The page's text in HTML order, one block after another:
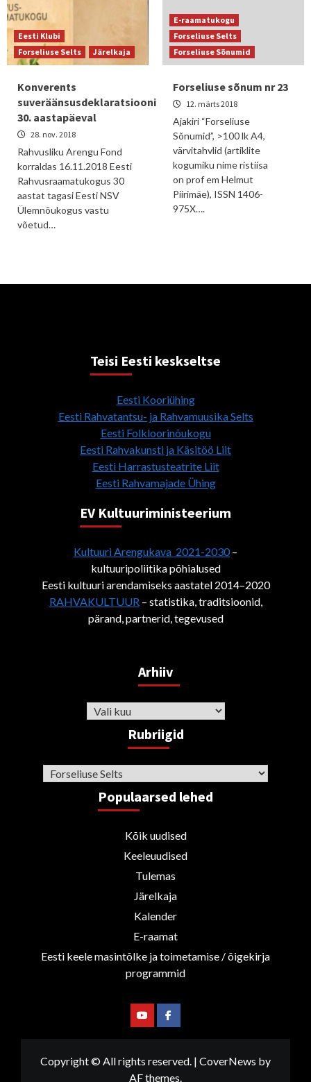
Eesti Klubi
Forseliuse Selts
Järelkaja
Konverents
suveräänsusdeklaratsiooni
30. aastapäeval
28. nov. 2018
Rahvusliku Arengu Fond
korraldas 16.11.2018 Eesti
Rahvusraamatukogus 30
aastat tagasi Eesti NSV
Ülemnõukogus vastu
võetud…
E-raamatukogu
Forseliuse Selts
Forseliuse Sõnumid
Forseliuse sõnum nr 23
12. märts 2018
Ajakiri “Forseliuse
Sõnumid”, >100 lk A4,
värvitahvlid (artiklite
kogumiku nime ristiisa
on prof em Helmut
Piirimäe), ISSN 1406-
975X….
Teisi Eesti keskseltse
Eesti Kooriühing
Eesti Rahvatantsu- ja Rahvamuusika Selts
Eesti Folkloorinõukogu
Eesti Rahvakunsti ja Käsitöö Liit
Eesti Harrastusteatrite Liit
Eesti Rahvamajade Ühing
EV Kultuuriministeerium
Kultuuri Arengukava 2021-2030–
kultuuripoliitika põhialused
Eesti kultuuri arendamiseks aastatel 2014–2020
RAHVAKULTUUR– statistika, traditsioonid,
pärand, partnerid, tegevused
Arhiiv
Arhiiv
Rubriigid
Rubriigid
Populaarsed lehed
Kõik uudised
Keeleuudised
Tulemas
Järelkaja
Kalender
E-raamat
Eesti keele masintõlke ja toimetamise / õigekirja
programmid
YoutubeFacebook
Copyright © All rights reserved. | CoverNews by
AF themes.